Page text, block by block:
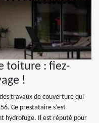
toiture : fiez-
!
travaux de couverture qui
Ce prestataire s’est
hydrofuge. Il est réputé pour